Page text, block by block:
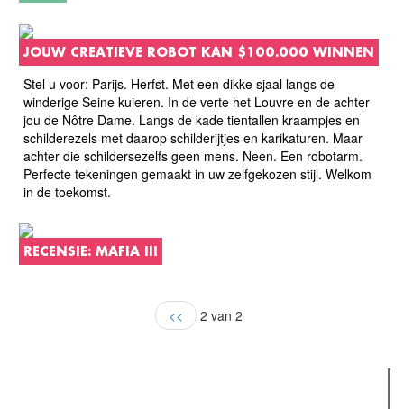
JOUW CREATIEVE ROBOT KAN $100.000 WINNEN
Stel u voor: Parijs. Herfst. Met een dikke sjaal langs de
winderige Seine kuieren. In de verte het Louvre en de achter
jou de Nôtre Dame. Langs de kade tientallen kraampjes en
schilderezels met daarop schilderijtjes en karikaturen. Maar
achter die schildersezelfs geen mens. Neen. Een robotarm.
Perfecte tekeningen gemaakt in uw zelfgekozen stijl. Welkom
in de toekomst.
RECENSIE: MAFIA III
<< 2 van 2